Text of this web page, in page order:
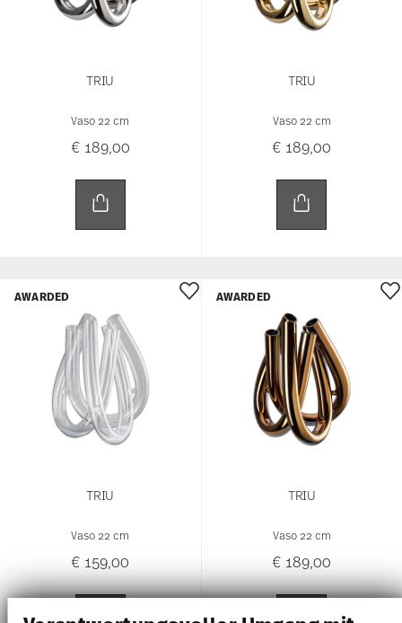
TRIU
Vaso 22 cm
€ 189,00
TRIU
Vaso 22 cm
€ 189,00
TRIU
Vaso 22 cm
€ 159,00
AWARDED
TRIU
Vaso 22 cm
€ 189,00
AWARDED